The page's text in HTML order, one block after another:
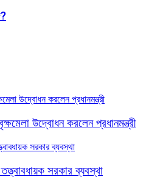
উদ্বোধন করলেন প্রধানমন্ত্রী
সরকার ব্যবস্থা